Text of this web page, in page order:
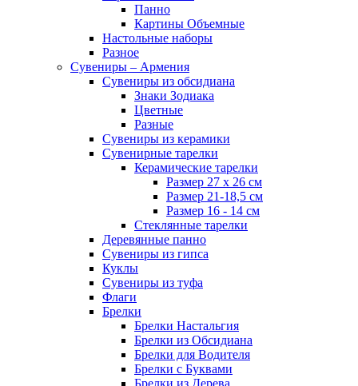
Панно
Картины Объемные
Настольные наборы
Разное
Сувениры – Армения
Сувениры из обсидиана
Знаки Зодиака
Цветные
Разные
Сувениры из керамики
Сувенирные тарелки
Керамические тарелки
Размер 27 х 26 см
Размер 21-18,5 см
Размер 16 - 14 см
Стеклянные тарелки
Деревянные панно
Сувениры из гипса
Куклы
Сувениры из туфа
Флаги
Брелки
Брелки Настальгия
Брелки из Обсидиана
Брелки для Водителя
Брелки с Буквами
Брелки из Дерева